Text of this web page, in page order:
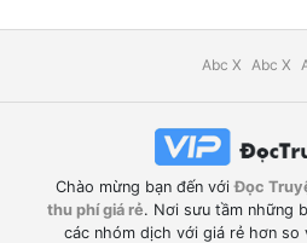
Abc X Abc X
Chào mừng bạn đến vớiĐọc
thu phí giá rẻ. Nơi sưu tầm những
các nhóm dịch với giá rẻ hơn so